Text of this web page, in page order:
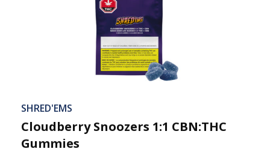
SHRED'EMS
Cloudberry Snoozers 1:1 CBN:THC
Gummies